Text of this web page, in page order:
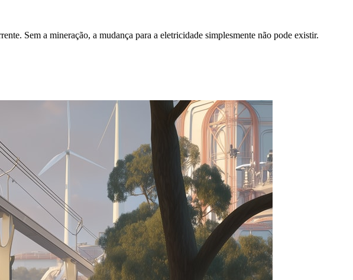
Sem a mineração, a mudança para a eletricidade simplesmente não pode existir.